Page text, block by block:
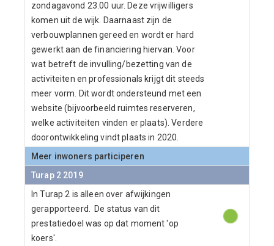
zondagavond 23.00 uur. Deze vrijwilligers
komen uit de wijk. Daarnaast zijn de
verbouwplannen gereed en wordt er hard
gewerkt aan de financiering hiervan. Voor
wat betreft de invulling/bezetting van de
activiteiten en professionals krijgt dit steeds
meer vorm. Dit wordt ondersteund met een
website (bijvoorbeeld ruimtes reserveren,
welke activiteiten vinden er plaats). Verdere
doorontwikkeling vindt plaats in 2020.
Meer inwoners participeren
Turap 2 2019
In Turap 2 is alleen over afwijkingen
gerapporteerd. De status van dit
prestatiedoel was op dat moment 'op
koers'.